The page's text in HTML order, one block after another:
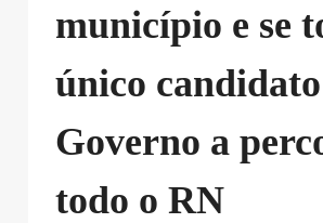
município e se
único
Governo a
todo o RN